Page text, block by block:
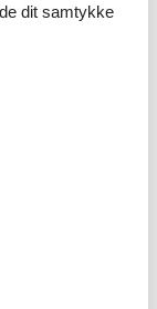
dit samtykke